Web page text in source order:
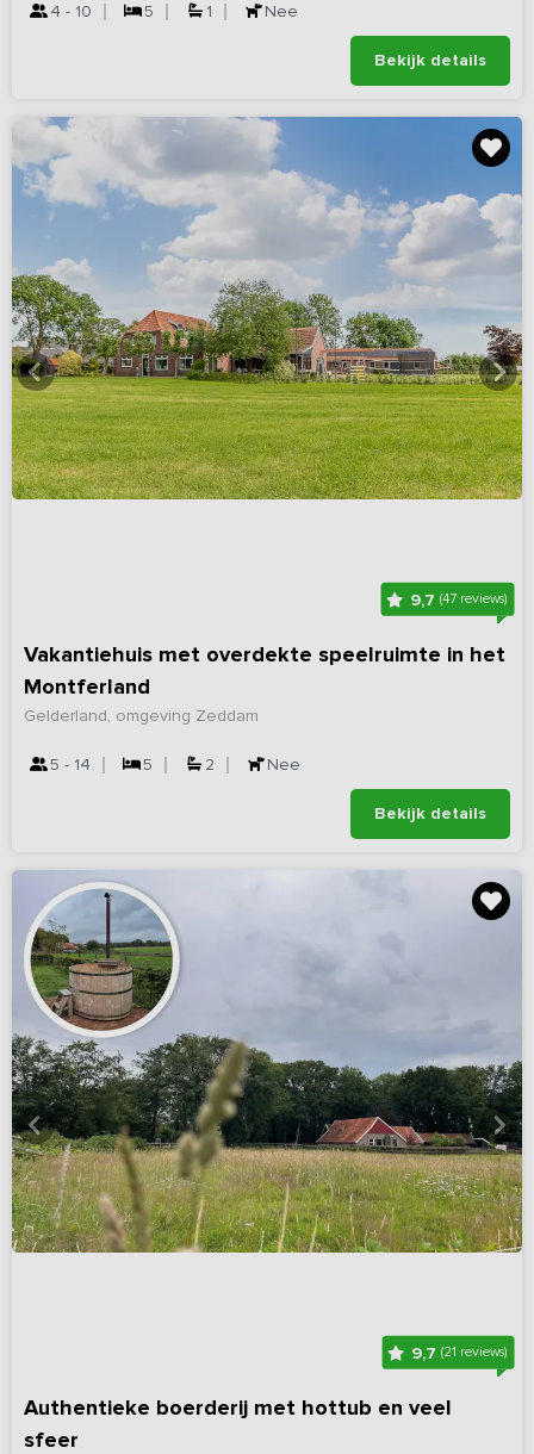
4 - 10 5 1 Nee
Bekijk details
9,7(47 reviews)
Vakantiehuis met overdekte speelruimte in het
Montferland
Gelderland, omgeving Zeddam
5 - 14 5 2 Nee
Bekijk details
9,7(21 reviews)
Authentieke boerderij met hottub en veel
sfeer